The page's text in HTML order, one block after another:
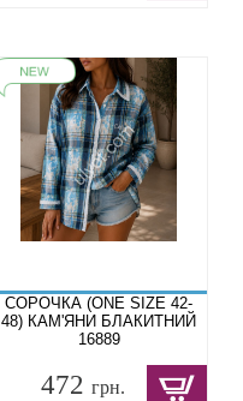
СОРОЧКА (ONE SIZE 42-
48) КАМ'ЯНИ БЛАКИТНИЙ
16889
472грн.